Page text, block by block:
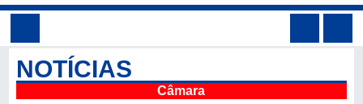
NOTÍCIAS
Câmara